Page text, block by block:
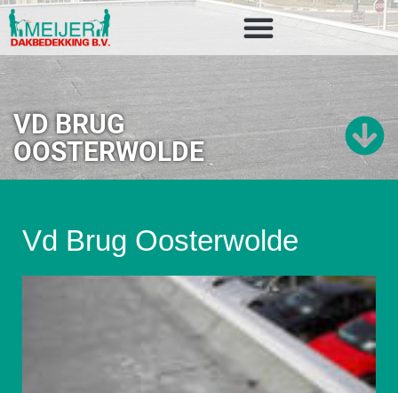
VD BRUG
OOSTERWOLDE
Vd Brug Oosterwolde